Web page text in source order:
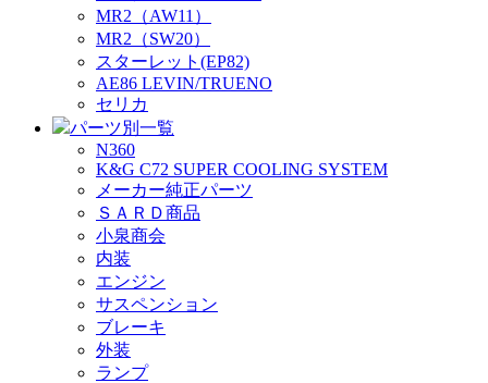
MR2（AW11）
MR2（SW20）
スターレット(EP82)
AE86 LEVIN/TRUENO
セリカ
パーツ別一覧
N360
K&G C72 SUPER COOLING SYSTEM
メーカー純正パーツ
ＳＡＲＤ商品
小泉商会
内装
エンジン
サスペンション
ブレーキ
外装
ランプ